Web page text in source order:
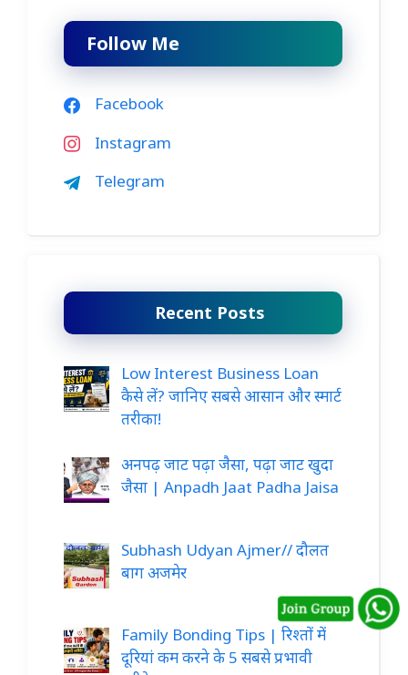
Follow Me
Facebook
Instagram
Telegram
Recent Posts
Low Interest Business Loan
कैसे लें? जानिए सबसे आसान और स्मार्ट
तरीका!
अनपढ़ जाट पढ़ा जैसा, पढ़ा जाट खुदा
जैसा | Anpadh Jaat Padha Jaisa
Subhash Udyan Ajmer// दौलत
बाग अजमेर
Family Bonding Tips | रिश्तों में
दूरियां कम करने के 5 सबसे प्रभावी